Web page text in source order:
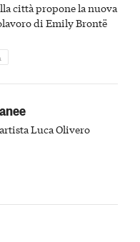
città propone la nuova
di Emily Brontë
Luca Olivero